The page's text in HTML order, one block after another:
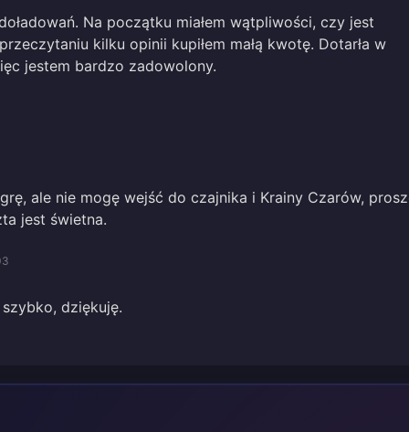
Na początku miałem wątpliwości, czy jest
kilku opinii kupiłem małą kwotę. Dotarła w
jestem bardzo zadowolony.
ale nie mogę wejść do czajnika i Krainy Czarów,
jest świetna.
dziękuję.